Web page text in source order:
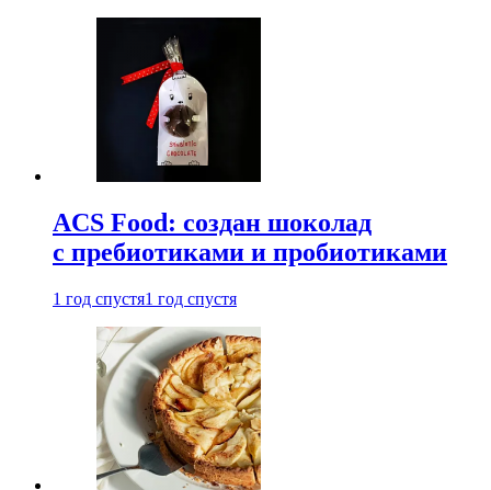
ACS Food: создан шоколад
с пребиотиками и пробиотиками
1 год спустя1 год спустя